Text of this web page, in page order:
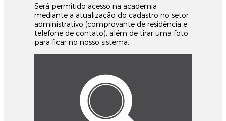
Será permitido acesso na academia
mediante a atualização do cadastro no setor
administrativo (comprovante de residência e
telefone de contato), além de tirar uma foto
para ficar no nosso sistema.